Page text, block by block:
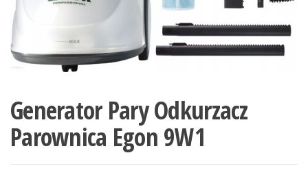
Generator Pary Odkurzacz
Parownica Egon 9W1